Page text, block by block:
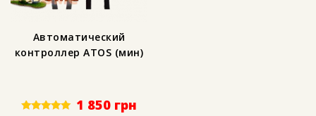
Автоматический
контроллер АTOS (мин)
1 850 грн